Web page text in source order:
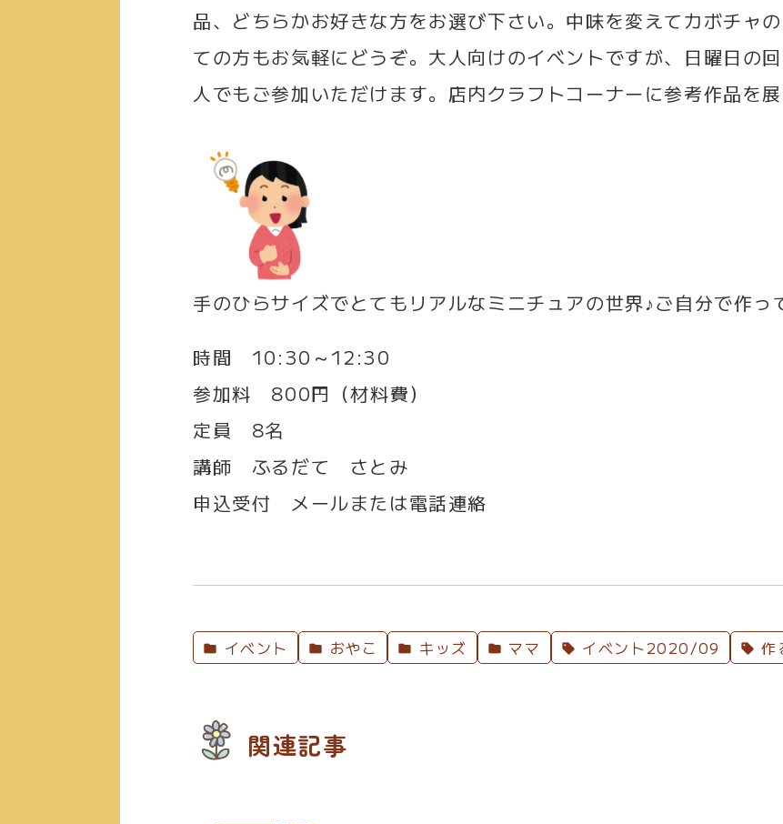
品、どちらかお好きな方をお選び下さい。中味を変えてカボチャ
ての方もお気軽にどうぞ。大人向けのイベントですが、日曜日の
人でもご参加いただけます。店内クラフトコーナーに参考作品を展
手のひらサイズでとてもリアルなミニチュアの世界♪ご自分で作っ
時間 10:30～12:30
参加料 800円（材料費）
定員
8名
講師 ふるだて さとみ
申込受付 メールまたは電話連絡
イベント おやこ キッズ ママ イベント2020/09 作
関連記事